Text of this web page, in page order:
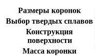
Размеры коронок
Выбор твердых сплавов
Конструкция
поверхности
Масса коронки